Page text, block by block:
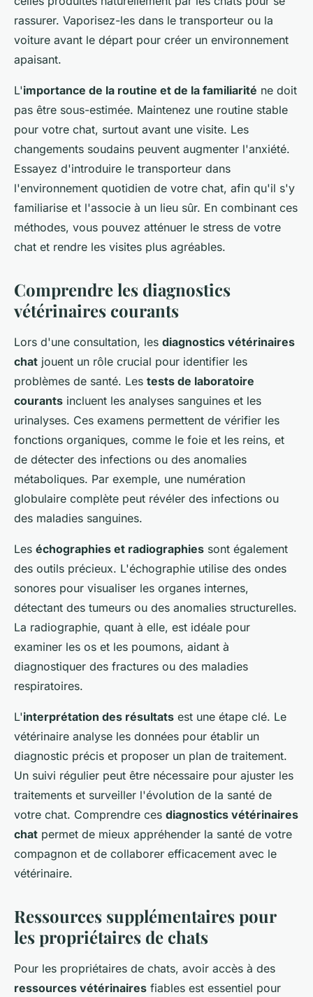
rassurer. Vaporisez-les dans le transporteur ou la
voiture avant le départ pour créer un environnement
apaisant.
L'importance de la routine et de la familiarité ne doit
pas être sous-estimée. Maintenez une routine stable
pour votre chat, surtout avant une visite. Les
changements soudains peuvent augmenter l'anxiété.
Essayez d'introduire le transporteur dans
l'environnement quotidien de votre chat, afin qu'il s'y
familiarise et l'associe à un lieu sûr. En combinant ces
méthodes, vous pouvez atténuer le stress de votre
chat et rendre les visites plus agréables.
Comprendre les diagnostics
vétérinaires courants
Lors d'une consultation, les diagnostics vétérinaires
chat jouent un rôle crucial pour identifier les
problèmes de santé. Les tests de laboratoire
courants incluent les analyses sanguines et les
urinalyses. Ces examens permettent de vérifier les
fonctions organiques, comme le foie et les reins, et
de détecter des infections ou des anomalies
métaboliques. Par exemple, une numération
globulaire complète peut révéler des infections ou
des maladies sanguines.
Les échographies et radiographies sont également
des outils précieux. L'échographie utilise des ondes
sonores pour visualiser les organes internes,
détectant des tumeurs ou des anomalies structurelles.
La radiographie, quant à elle, est idéale pour
examiner les os et les poumons, aidant à
diagnostiquer des fractures ou des maladies
respiratoires.
L'interprétation des résultats est une étape clé. Le
vétérinaire analyse les données pour établir un
diagnostic précis et proposer un plan de traitement.
Un suivi régulier peut être nécessaire pour ajuster les
traitements et surveiller l'évolution de la santé de
votre chat. Comprendre ces diagnostics vétérinaires
chat permet de mieux appréhender la santé de votre
compagnon et de collaborer efficacement avec le
vétérinaire.
Ressources supplémentaires pour
les propriétaires de chats
Pour les propriétaires de chats, avoir accès à des
ressources vétérinaires fiables est essentiel pour